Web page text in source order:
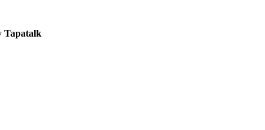
Tapatalk